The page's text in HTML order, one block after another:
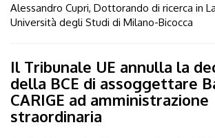
Alessandro Cupri, Dottorando di ricerca in
Università degli Studi di Milano-Bicocca
Il Tribunale UE annulla la
della BCE di assoggettare
CARIGE ad amministrazione
straordinaria